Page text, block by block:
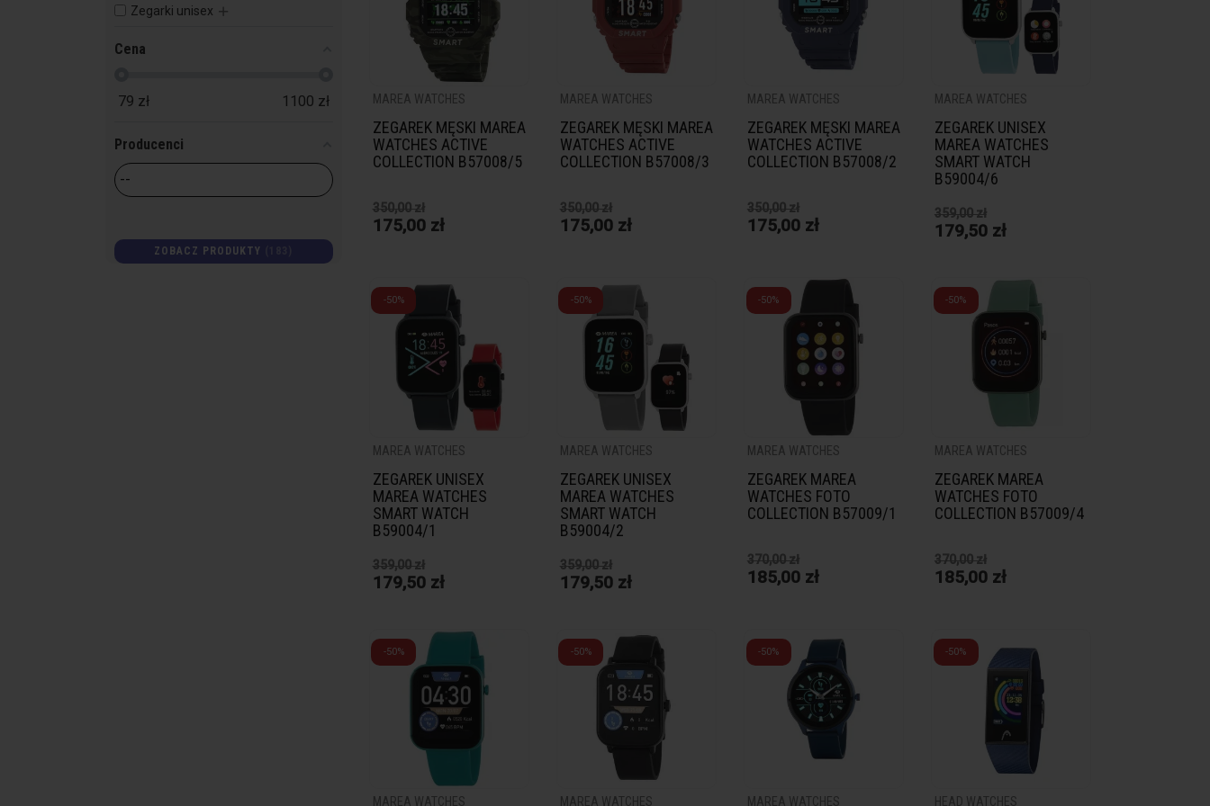
Zegarki unisex
Cena
79 zł 1100 zł
Producenci
ZOBACZ PRODUKTY
MAREA WATCHES
ZEGAREK MĘSKI MAREA
WATCHES ACTIVE
COLLECTION B57008/5
350,00 zł
175,00 zł
MAREA WATCHES
ZEGAREK MĘSKI MAREA
WATCHES ACTIVE
COLLECTION B57008/3
350,00 zł
175,00 zł
MAREA WATCHES
ZEGAREK MĘSKI MAREA
WATCHES ACTIVE
COLLECTION B57008/2
350,00 zł
175,00 zł
MAREA WATCHES
ZEGAREK UNISEX
MAREA WATCHES
SMART WATCH
B59004/6
359,00 zł
179,50 zł
-50%
MAREA WATCHES
ZEGAREK UNISEX
MAREA WATCHES
SMART WATCH
B59004/1
359,00 zł
179,50 zł
-50%
MAREA WATCHES
ZEGAREK UNISEX
MAREA WATCHES
SMART WATCH
B59004/2
359,00 zł
179,50 zł
-50%
MAREA WATCHES
ZEGAREK MAREA
WATCHES FOTO
COLLECTION B57009/1
370,00 zł
185,00 zł
-50%
MAREA WATCHES
ZEGAREK MAREA
WATCHES FOTO
COLLECTION B57009/4
370,00 zł
185,00 zł
-50%
MAREA WATCHES
-50%
MAREA WATCHES
-50%
MAREA WATCHES
-50%
HEAD WATCHES
MAREA WATCHES
ZEGAREK DAMSKI MAREA
WATCHES ACTIVE
COLLECTION B60002/2
320,00 zł
160,00 zł
MAREA WATCHES
350,00 zł
175,00 zł